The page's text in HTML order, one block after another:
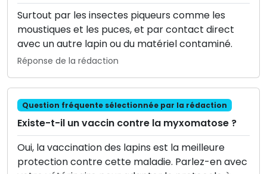
Surtout par les insectes piqueurs comme les
moustiques et les puces, et par contact direct
avec un autre lapin ou du matériel contaminé.
Réponse de la rédaction
Question fréquente sélectionnée par la rédaction
Existe-t-il un vaccin contre la myxomatose ?
Oui, la vaccination des lapins est la meilleure
protection contre cette maladie. Parlez-en avec